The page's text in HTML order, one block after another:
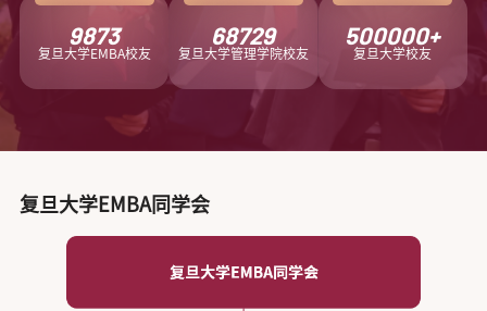
9873
复旦大学EMBA校友
68729
复旦大学管理学院校友
500000+
复旦大学校友
复旦大学EMBA同学会